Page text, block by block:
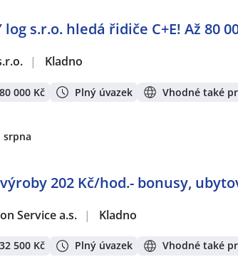
log s.r.o. hledá řidiče C+E! Až 80
| Kladno
000 Kč Plný úvazek Vhodné také
srpna
202 Kč/hod.- bonusy,
Service a.s. | Kladno
500 Kč Plný úvazek Vhodné také